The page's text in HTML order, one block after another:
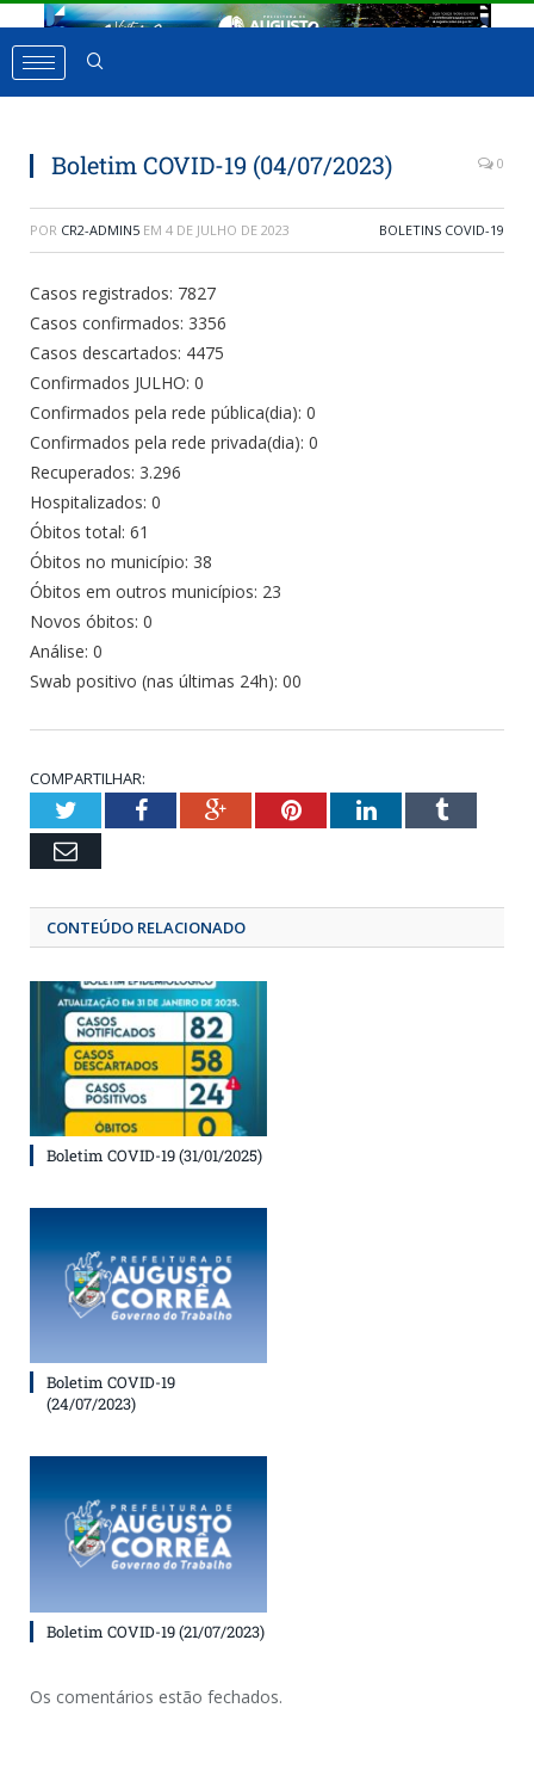
Boletim COVID-19 (04/07/2023) 0
POR CR2-ADMIN5 EM 4 DE JULHO DE 2023 BOLETINS COVID-19
Casos registrados: 7827
Casos confirmados: 3356
Casos descartados: 4475
Confirmados JULHO: 0
Confirmados pela rede pública(dia): 0
Confirmados pela rede privada(dia): 0
Recuperados: 3.296
Hospitalizados: 0
Óbitos total: 61
Óbitos no município: 38
Óbitos em outros municípios: 23
Novos óbitos: 0
Análise: 0
Swab positivo (nas últimas 24h): 00
COMPARTILHAR:
TwitterFacebookGoogle+Pinterest
LinkedIn
Email
CONTEÚDO RELACIONADO
Boletim COVID-19 (31/01/2025)
Boletim COVID-19
(24/07/2023)
Boletim COVID-19 (21/07/2023)
Os comentários estão fechados.